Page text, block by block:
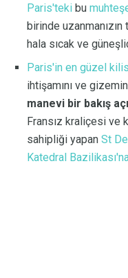
Paris'teki bu
birinde uzanmanızın
hala sıcak ve
Paris'in en güzel
ihtişamını ve
manevi bir bakış
Fransız kraliçesi ve
sahipliği yapan St
Katedral